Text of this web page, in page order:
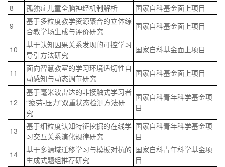
8 孤独症儿童全脑神经机制解析
国家自科基金面上项目
9
基于多粒度教学资源聚合的立体综
合教学场生成与评价研究
国家自科基金面上项目
10
基于认知因果关系发现的可控学习
导引方法研究
国家自科基金面上项目
11
面向智慧教室的学习环境适切性自
动感知与动态调节研究
国家自科基金面上项目
12
基于毫米波雷达的非接触式学习者
“疲劳-压力”双重状态检测方法研
究
国家自科青年科学基金项
目
13
基于细粒度认知特征挖掘的在线学
习交互关系演化规律研究
国家自科青年科学基金项
目
14
基于多源域迁移学习与模板对抗的
生成式题组推荐研究
国家自科青年科学基金项
目